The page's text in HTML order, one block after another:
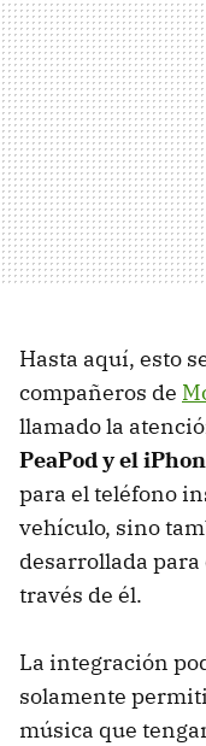
Hasta aquí, esto
compañeros de
llamado la
PeaPod y el
para el teléfono
vehículo, sino
desarrollada
través de él.
La integración
solamente
música que